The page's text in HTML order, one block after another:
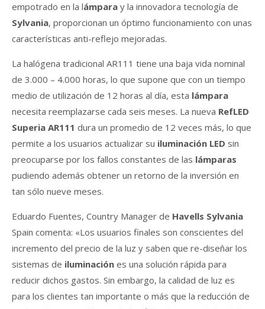
empotrado en la lámpara y la innovadora tecnología de
Sylvania, proporcionan un óptimo funcionamiento con unas
características anti-reflejo mejoradas.
La halógena tradicional AR111 tiene una baja vida nominal
de 3.000 – 4.000 horas, lo que supone que con un tiempo
medio de utilización de 12 horas al día, esta lámpara
necesita reemplazarse cada seis meses. La nueva RefLED
Superia AR111 dura un promedio de 12 veces más, lo que
permite a los usuarios actualizar su iluminación LED sin
preocuparse por los fallos constantes de las lámparas
pudiendo además obtener un retorno de la inversión en
tan sólo nueve meses.
Eduardo Fuentes, Country Manager de Havells Sylvania
Spain comenta: «Los usuarios finales son conscientes del
incremento del precio de la luz y saben que re-diseñar los
sistemas de iluminación es una solución rápida para
reducir dichos gastos. Sin embargo, la calidad de luz es
para los clientes tan importante o más que la reducción de